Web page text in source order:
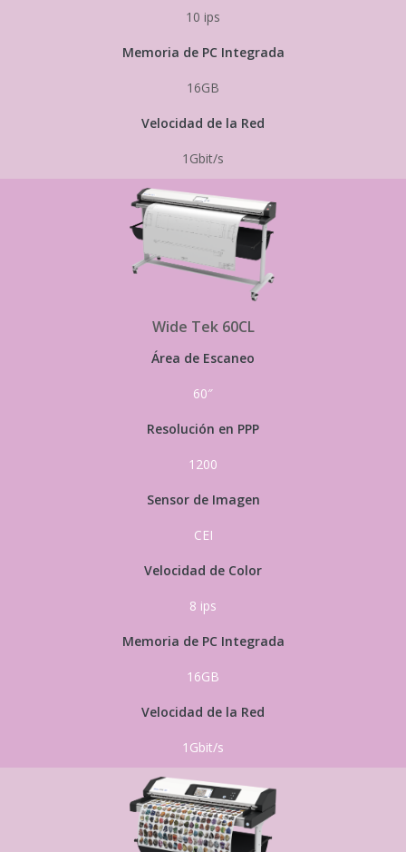
10 ips
Memoria de PC Integrada
16GB
Velocidad de la Red
1Gbit/s
Wide Tek 60CL
Área de Escaneo
60″
Resolución en PPP
1200
Sensor de Imagen
CEI
Velocidad de Color
8 ips
Memoria de PC Integrada
16GB
Velocidad de la Red
1Gbit/s